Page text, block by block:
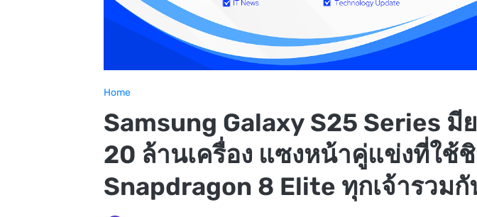
Home
Samsung Galaxy S25 Series มี
20 ล้านเครื่อง แซงหน้าคู่แข่งที่ใช้
Snapdragon 8 Elite ทุกเจ้ารวมกั